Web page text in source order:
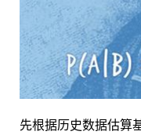
先根据历史数据估算